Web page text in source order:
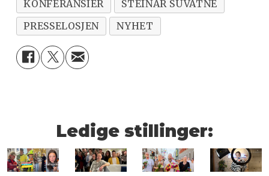
KONFERANSIER
STEINAR SUVATNE
PRESSELOSJEN
NYHET
Ledige stillinger: